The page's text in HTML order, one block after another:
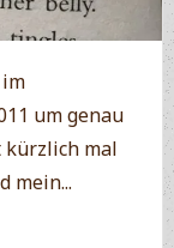
um genau
kürzlich mal
mein...